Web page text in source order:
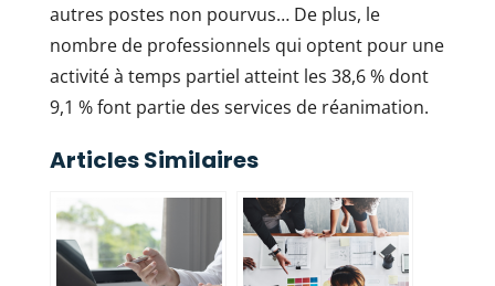
autres postes non pourvus… De plus, le
nombre de professionnels qui optent pour une
activité à temps partiel atteint les 38,6 % dont
9,1 % font partie des services de réanimation.
Articles Similaires